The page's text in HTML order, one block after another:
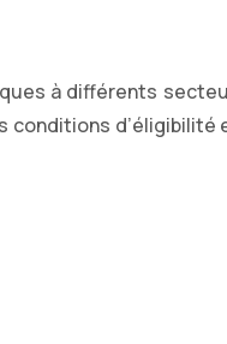
à différents